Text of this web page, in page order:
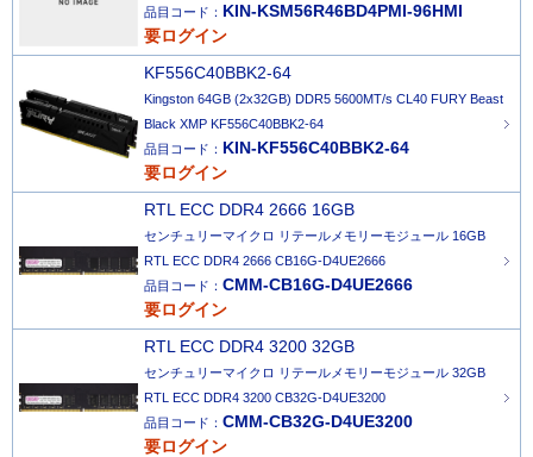
品目コード： KIN-KSM56R46BD4PMI-96HMI
要ログイン
KF556C40BBK2-64
Kingston 64GB (2x32GB) DDR5 5600MT/s CL40 FURY Beast
Black XMP KF556C40BBK2-64
品目コード： KIN-KF556C40BBK2-64
要ログイン
RTL ECC DDR4 2666 16GB
センチュリーマイクロ リテールメモリーモジュール 16GB
RTL ECC DDR4 2666 CB16G-D4UE2666
品目コード： CMM-CB16G-D4UE2666
要ログイン
RTL ECC DDR4 3200 32GB
センチュリーマイクロ リテールメモリーモジュール 32GB
RTL ECC DDR4 3200 CB32G-D4UE3200
品目コード： CMM-CB32G-D4UE3200
要ログイン